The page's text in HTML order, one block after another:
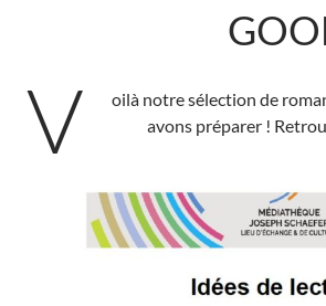
V
oilà notre sélection de
avons préparer !